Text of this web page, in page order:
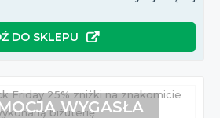
DO SKLEPU
WYGASŁA